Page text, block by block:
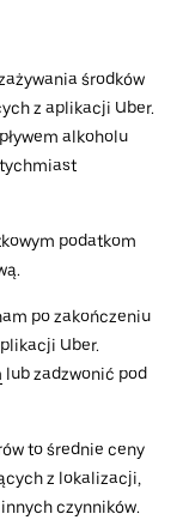
środków
z aplikacji Uber.
alkoholu
podatkom
po zakończeniu
Uber.
lub zadzwonić pod
to średnie ceny
z lokalizacji,
czynników.